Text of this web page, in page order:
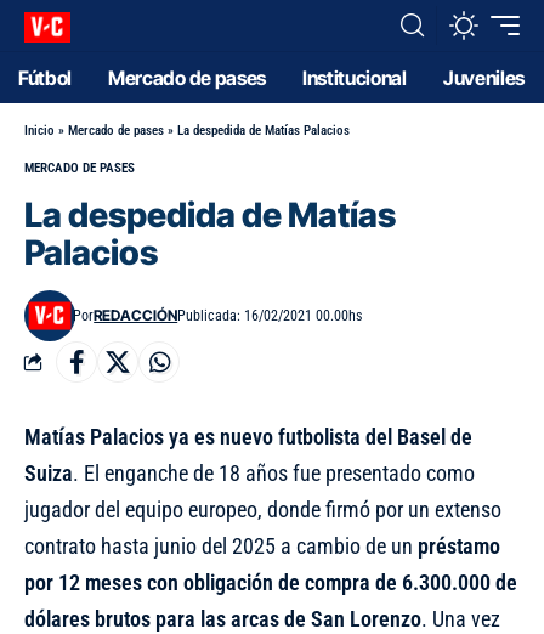
Fútbol Mercado de pases Institucional Juveniles
Inicio » Mercado de pases » La despedida de Matías Palacios
MERCADO DE PASES
La despedida de Matías
Palacios
PorREDACCIÓNPublicada: 16/02/2021 00.00hs
Matías Palacios ya es nuevo futbolista del Basel de
Suiza. El enganche de 18 años fue presentado como
jugador del equipo europeo, donde firmó por un extenso
contrato hasta junio del 2025 a cambio de un préstamo
por 12 meses con obligación de compra de 6.300.000 de
dólares brutos para las arcas de San Lorenzo. Una vez